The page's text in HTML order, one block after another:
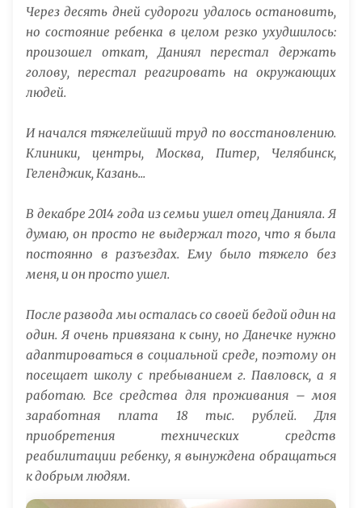
Через десять дней судороги удалось остановить,
но состояние ребенка в целом резко ухудшилось:
произошел откат, Даниял перестал держать
голову, перестал реагировать на окружающих
людей.
И начался тяжелейший труд по восстановлению.
Клиники, центры, Москва, Питер, Челябинск,
Геленджик, Казань...
В декабре 2014 года из семьи ушел отец Данияла. Я
думаю, он просто не выдержал того, что я была
постоянно в разъездах. Ему было тяжело без
меня, и он просто ушел.
После развода мы осталась со своей бедой один на
один. Я очень привязана к сыну, но Данечке нужно
адаптироваться в социальной среде, поэтому он
посещает школу с пребыванием г. Павловск, а я
работаю. Все средства для проживания – моя
заработная плата 18 тыс. рублей. Для
приобретения технических средств
реабилитации ребенку, я вынуждена обращаться
к добрым людям.